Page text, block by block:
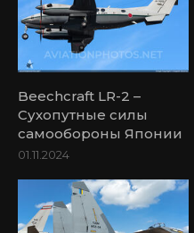
Beechcraft LR-2 –
Сухопутные силы
самообороны Японии
01.11.2024